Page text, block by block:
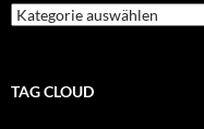
Suche
nach
TAG CLOUD